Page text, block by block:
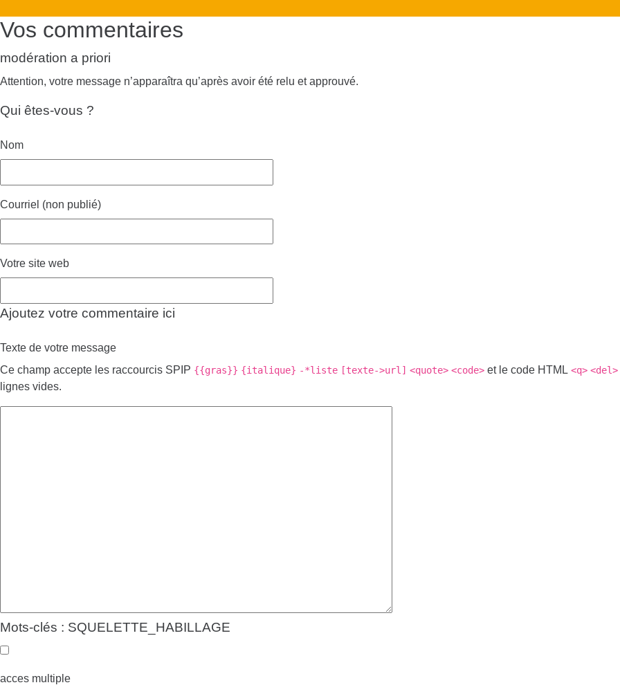
Vos commentaires
modération a priori
Attention, votre message n’apparaîtra qu’après avoir été relu et approuvé.
Qui êtes-vous ?
Nom
Courriel (non publié)
Votre site web
Ajoutez votre commentaire ici
Texte de votre message
Ce champ accepte les raccourcis SPIP {{gras}} {italique} -*liste [texte->url] <quote> <code> et le code HTML <q> <del>
lignes vides.
Mots-clés : SQUELETTE_HABILLAGE
acces multiple